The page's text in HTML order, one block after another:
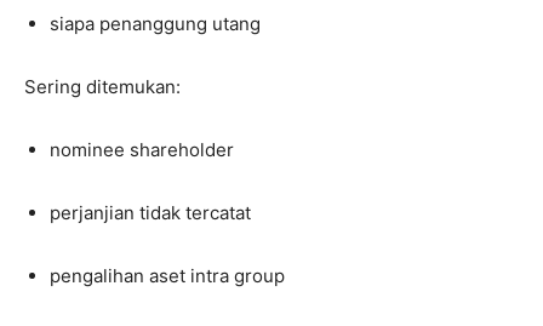
siapa penanggung utang
Sering ditemukan:
nominee shareholder
perjanjian tidak tercatat
pengalihan aset intra group